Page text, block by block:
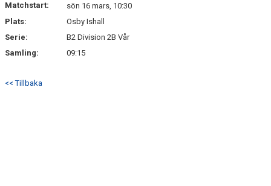
KONTAKT
Matchstart:
sön 16 mars, 10:30
Plats:
Osby Ishall
Serie:
B2 Division 2B Vår
Samling:
09:15
<< Tillbaka